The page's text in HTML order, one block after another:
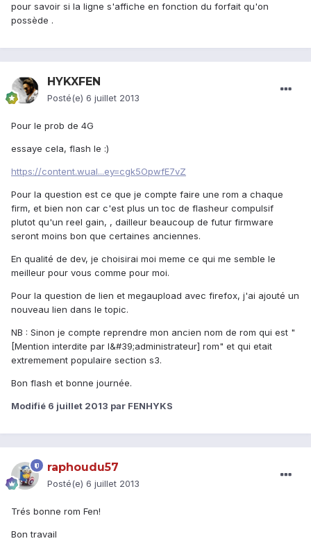
pour savoir si la ligne s'affiche en fonction du forfait qu'on
possède .
HYKXFEN
Posté(e) 6 juillet 2013
Pour le prob de 4G
essaye cela, flash le :)
https://content.wual...ey=cgk5OpwfE7vZ
Pour la question est ce que je compte faire une rom a chaque
firm, et bien non car c'est plus un toc de flasheur compulsif
plutot qu'un reel gain, , dailleur beaucoup de futur firmware
seront moins bon que certaines anciennes.
En qualité de dev, je choisirai moi meme ce qui me semble le
meilleur pour vous comme pour moi.
Pour la question de lien et megaupload avec firefox, j'ai ajouté un
nouveau lien dans le topic.
NB : Sinon je compte reprendre mon ancien nom de rom qui est "
[Mention interdite par l&#39;administrateur] rom" et qui etait
extremement populaire section s3.
Bon flash et bonne journée.
Modifié 6 juillet 2013 par FENHYKS
raphoudu57
Posté(e) 6 juillet 2013
Trés bonne rom Fen!
Bon travail